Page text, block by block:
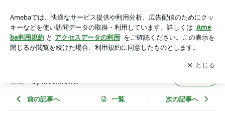
テ・アロマサロン SALON by moonflower
アプリをダウンロードして ブログの更新通知
を受け取りまし
ょう。
開く
by moonflower
前の記事へ 一覧 次の記事へ